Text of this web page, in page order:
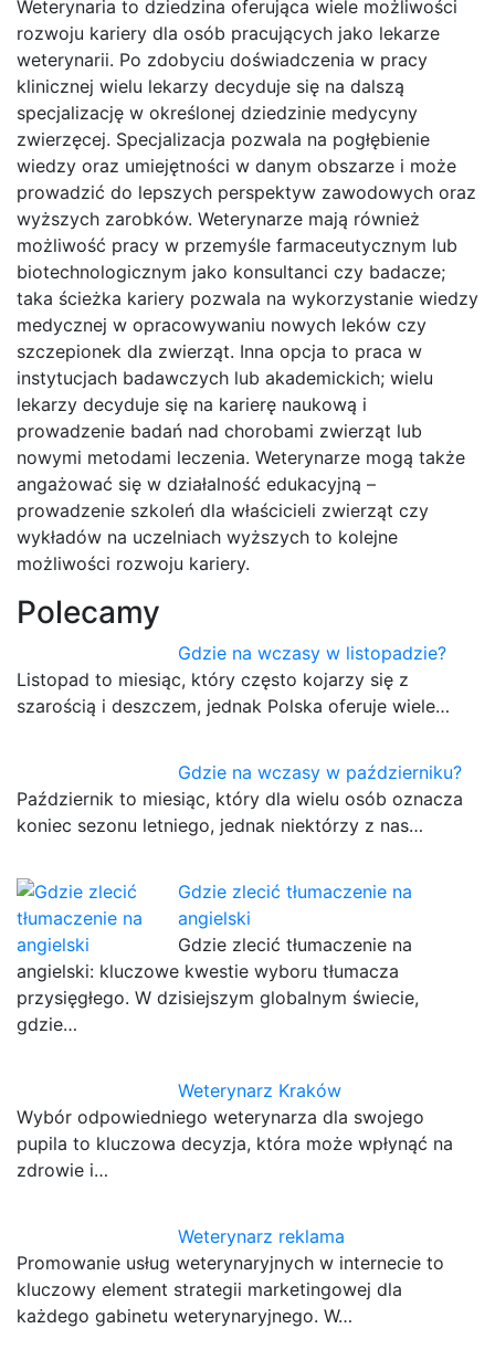
Weterynaria to dziedzina oferująca wiele możliwości
rozwoju kariery dla osób pracujących jako lekarze
weterynarii. Po zdobyciu doświadczenia w pracy
klinicznej wielu lekarzy decyduje się na dalszą
specjalizację w określonej dziedzinie medycyny
zwierzęcej. Specjalizacja pozwala na pogłębienie
wiedzy oraz umiejętności w danym obszarze i może
prowadzić do lepszych perspektyw zawodowych oraz
wyższych zarobków. Weterynarze mają również
możliwość pracy w przemyśle farmaceutycznym lub
biotechnologicznym jako konsultanci czy badacze;
taka ścieżka kariery pozwala na wykorzystanie wiedzy
medycznej w opracowywaniu nowych leków czy
szczepionek dla zwierząt. Inna opcja to praca w
instytucjach badawczych lub akademickich; wielu
lekarzy decyduje się na karierę naukową i
prowadzenie badań nad chorobami zwierząt lub
nowymi metodami leczenia. Weterynarze mogą także
angażować się w działalność edukacyjną –
prowadzenie szkoleń dla właścicieli zwierząt czy
wykładów na uczelniach wyższych to kolejne
możliwości rozwoju kariery.
Polecamy
Gdzie na wczasy w listopadzie?
Listopad to miesiąc, który często kojarzy się z
szarością i deszczem, jednak Polska oferuje wiele…
Gdzie na wczasy w październiku?
Październik to miesiąc, który dla wielu osób oznacza
koniec sezonu letniego, jednak niektórzy z nas…
Gdzie zlecić tłumaczenie na
angielski
Gdzie zlecić tłumaczenie na
angielski: kluczowe kwestie wyboru tłumacza
przysięgłego. W dzisiejszym globalnym świecie,
gdzie…
Weterynarz Kraków
Wybór odpowiedniego weterynarza dla swojego
pupila to kluczowa decyzja, która może wpłynąć na
zdrowie i…
Weterynarz reklama
Promowanie usług weterynaryjnych w internecie to
kluczowy element strategii marketingowej dla
każdego gabinetu weterynaryjnego. W…